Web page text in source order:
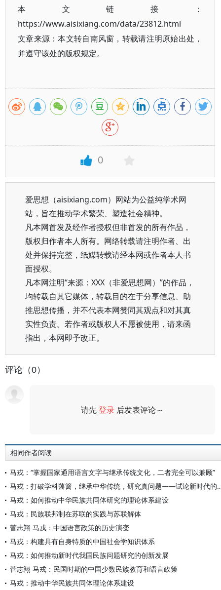
本文链接：
https://www.aisixiang.com/data/23812.html
文章来源：本文转自南风窗，转载请注明原始出处，
并遵守该处的版权规定。
0
爱思想（aisixiang.com）网站为公益纯学术网
站，旨在推动学术繁荣、塑造社会精神。
凡本网首发及经作者授权但非首发的所有作品，
版权归作者本人所有。网络转载请注明作者、出
处并保持完整，纸媒转载请经本网或作者本人书
面授权。
凡本网注明“来源：XXX（非爱思想网）”的作品，
均转载自其它媒体，转载目的在于分享信息、助
推思想传播，并不代表本网赞同其观点和对其真
实性负责。若作者或版权人不愿被使用，请来函
指出，本网即予改正。
评论（0）
请先登录 后发表评论～
相同作者阅读
马戎：“掌握国家通用语言文字与继承传统文化，二者完全可以兼顾”
马戎：打破学科藩篱，继承中华
马戎：如何推动中华民族共同体研究的理论体系建设
马戎：民族联邦制在苏联的实践与苏联解体
菅志翔 马戎：中国语言政策的历史演变
马戎：构建具有自身特质的中国社会学知识体系
马戎：如何推动新时代我国民族问题研究的创新发展
菅志翔 马戎：民国时期的中国少数民族教育和语言政策
马戎：推动中华民族共同体理论体系建设